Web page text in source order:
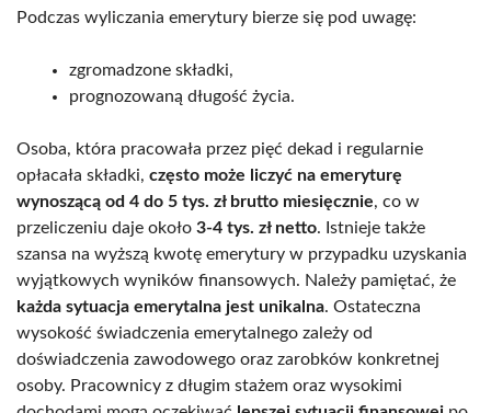
Podczas wyliczania emerytury bierze się pod uwagę:
zgromadzone składki,
prognozowaną długość życia.
Osoba, która pracowała przez pięć dekad i regularnie
opłacała składki, często może liczyć na emeryturę
wynoszącą od 4 do 5 tys. zł brutto miesięcznie, co w
przeliczeniu daje około 3-4 tys. zł netto. Istnieje także
szansa na wyższą kwotę emerytury w przypadku uzyskania
wyjątkowych wyników finansowych. Należy pamiętać, że
każda sytuacja emerytalna jest unikalna. Ostateczna
wysokość świadczenia emerytalnego zależy od
doświadczenia zawodowego oraz zarobków konkretnej
osoby. Pracownicy z długim stażem oraz wysokimi